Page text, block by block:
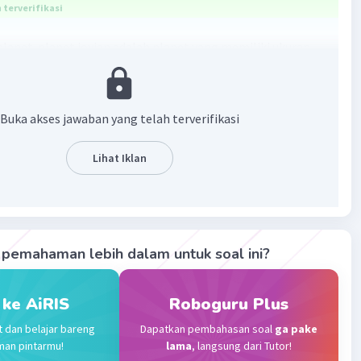
terverifikasi
dan komposisi penyusunnya sama dengan Planet
sumber yang ditemukan, planet-planet jovian
empat planet, yaitu:
·4.7(3) Balas
Level 80
09:03
terverifikasi
Buka akses jawaban yang telah terverifikasi
Lihat Iklan
lebih dalam untuk soal ini?
AiRIS
dan belajar bareng
pintarmu!
Roboguru Plus
Dapatkan pembahasan soal ga pake
lama, langsung dari Tutor!